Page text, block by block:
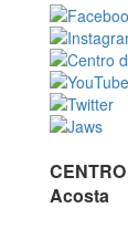
Acosta